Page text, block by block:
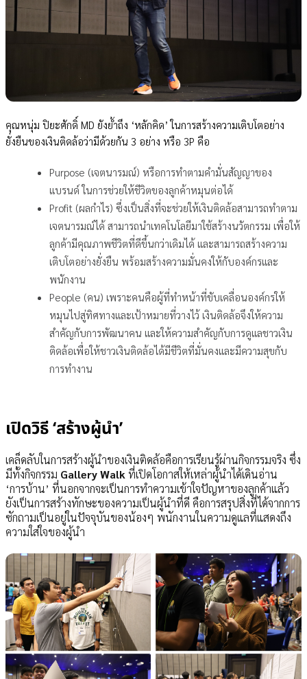
คุณหนุ่ม ปิยะศักดิ์ MD ยังย้ำถึง ‘หลักคิด’ ในการสร้างความเติบโตอย่าง
ยั่งยืนของเงินติดล้อว่ามีด้วยกัน 3 อย่าง หรือ 3P คือ
Purpose (เจตนารมณ์) หรือการทำตามคำมั่นสัญญาของ
แบรนด์ ในการช่วยให้ชีวิตของลูกค้าหมุนต่อได้
Profit (ผลกำไร) ซึ่งเป็นสิ่งที่จะช่วยให้เงินติดล้อสามารถทำตาม
เจตนารมณ์ได้ สามารถนำเทคโนโลยีมาใช้สร้างนวัตกรรม เพื่อให้
ลูกค้ามีคุณภาพชีวิตที่ดีขึ้นกว่าเดิมได้ และสามารถสร้างความ
เติบโตอย่างยั่งยืน พร้อมสร้างความมั่นคงให้กับองค์กรและ
พนักงาน
People (คน) เพราะคนคือผู้ที่ทำหน้าที่ขับเคลื่อนองค์กรให้
หมุนไปสู่ทิศทางและเป้าหมายที่วางไว้ เงินติดล้อจึงให้ความ
สำคัญกับการพัฒนาคน และให้ความสำคัญกับการดูแลชาวเงิน
ติดล้อเพื่อให้ชาวเงินติดล้อได้มีชีวิตที่มั่นคงและมีความสุขกับ
การทำงาน
เปิดวิธี ‘สร้างผู้นำ’
เคล็ดลับในการสร้างผู้นำของเงินติดล้อคือการเรียนรู้ผ่านกิจกรรมจริง ซึ่ง
มีทั้งกิจกรรม Gallery Walk ที่เปิดโอกาสให้เหล่าผู้นำได้เดินอ่าน
‘การบ้าน’ ที่นอกจากจะเป็นการทำความเข้าใจปัญหาของลูกค้าแล้ว
ยังเป็นการสร้างทักษะของความเป็นผู้นำที่ดี คือการสรุปสิ่งที่ได้จากการ
ซักถามเป็นอยู่ในปัจจุบันของน้องๆ พนักงานในความดูแลที่แสดงถึง
ความใส่ใจของผู้นำ